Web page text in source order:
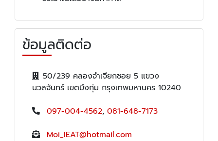
ข้อมูลติดต่อ
50/239 คลองจำเจียกซอย 5 แขวง
นวลจันทร์ เขตบึงกุ่ม กรุงเทพมหานคร 10240
097-004-4562, 081-648-7173
Moi_IEAT@hotmail.com